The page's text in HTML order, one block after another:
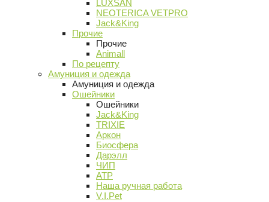
LUXSAN
NEOTERICA VETPRO
Jack&King
Прочие
Прочие
Animall
По рецепту
Амуниция и одежда
Амуниция и одежда
Ошейники
Ошейники
Jack&King
TRIXIE
Аркон
Биосфера
Дарэлл
ЧИП
АТР
Наша ручная работа
V.I.Pet